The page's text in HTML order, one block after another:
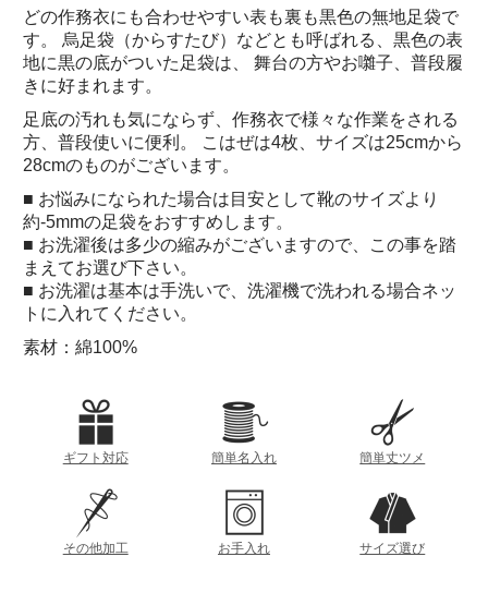
どの作務衣にも合わせやすい表も裏も黒色の無地足袋で
す。 烏足袋（からすたび）などとも呼ばれる、黒色の表
地に黒の底がついた足袋は、 舞台の方やお囃子、普段履
きに好まれます。
足底の汚れも気にならず、作務衣で様々な作業をされる
方、普段使いに便利。 こはぜは4枚、サイズは25cmから
28cmのものがございます。
■ お悩みになられた場合は目安として靴のサイズより
約-5mmの足袋をおすすめします。
■ お洗濯後は多少の縮みがございますので、この事を踏
まえてお選び下さい。
■ お洗濯は基本は手洗いで、洗濯機で洗われる場合ネッ
トに入れてください。
素材：綿100%
ギフト対応 簡単名入れ 簡単丈ツメ
その他加工 お手入れ サイズ選び